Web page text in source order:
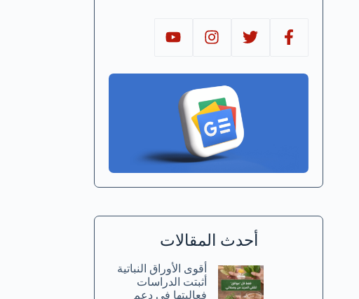
أحدث المقالات
أقوى الأوراق النباتية
أثبتت الدراسات
فعاليتها في دعم